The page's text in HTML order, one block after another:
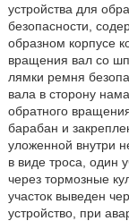
устройства для
безопасности,
образном корпусе
вращения вал со
лямки ремня
вала в сторону
обратного
барабан и
уложенной внутри
в виде троса, один
через тормозные
участок выведен
устройство, при